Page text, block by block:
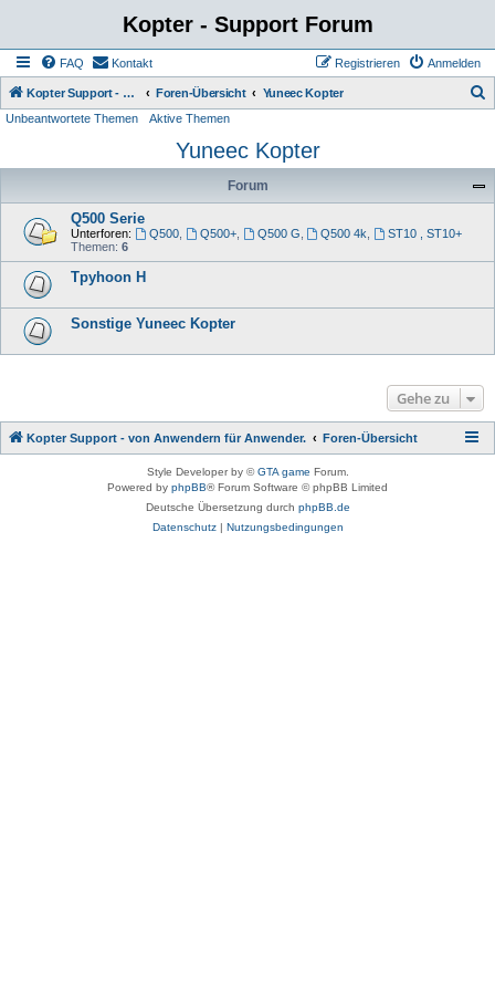
Kopter - Support Forum
FAQ Kontakt Anmelden
Registrieren
Kopter Support - von Anwendern für Anwender. Foren-Übersicht Yuneec Kopter
h
Unbeantwortete Themen Aktive Themen
Yuneec Kopter
Forum
Q500 Serie
Unterforen: Q500, Q500+, Q500 G Q500 4k
ST10 , ST10+
Themen: 6
Tpyhoon H
Sonstige Yuneec Kopter
Gehe zu
Kopter Support - von Anwendern für Anwender. Foren-Übersicht
Style Developer by ©GTA game Forum.
Powered by phpBB® Forum Software © phpBB Limited
Deutsche Übersetzung durch phpBB.de
Datenschutz| Nutzungsbedingungen